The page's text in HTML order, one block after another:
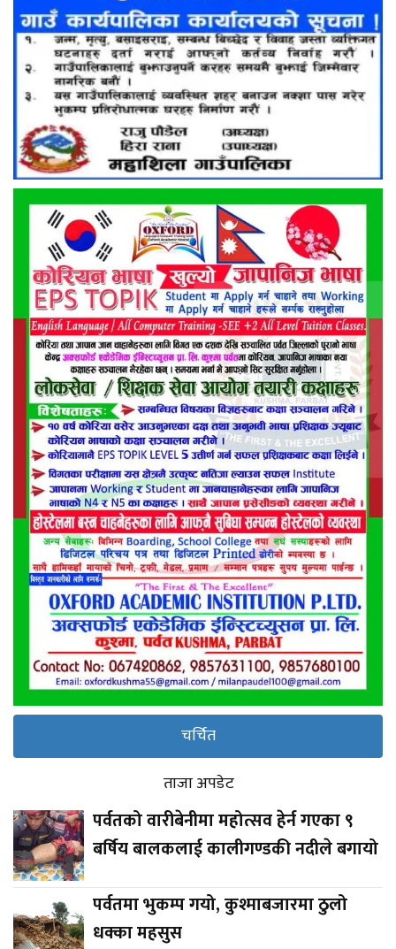
चर्चित
ताजा अपडेट
पर्वतको वारीबेनीमा महोत्सव हेर्न गएका ९
बर्षिय बालकलाई कालीगण्डकी नदीले बगायो
पर्वतमा भुकम्प गयो, कुश्माबजारमा ठुलो
धक्का महसुस